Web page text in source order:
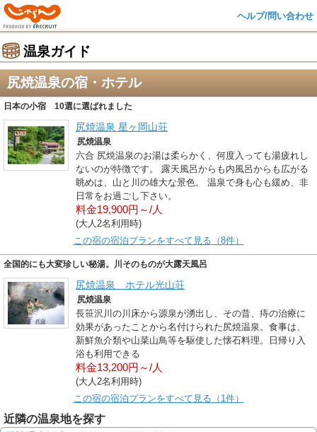
ヘルプ/問い合わせ
温泉ガイド
尻焼温泉の宿・ホテル
日本の小宿 10選に選ばれました
尻焼温泉 星ヶ岡山荘
尻焼温泉
六合 尻焼温泉のお湯は柔らかく、何度入っても湯疲れし
ないのが特徴です。 露天風呂からも内風呂からも広がる
眺めは、山と川の雄大な景色。 温泉で身も心も緩め、非
日常をお過ごし下さい。
料金19,900円～/人
(大人2名利用時)
この宿の宿泊プランをすべて見る（8件）
全国的にも大変珍しい秘湯。川そのものが大露天風呂
尻焼温泉 ホテル光山荘
尻焼温泉
長笹沢川の川床から源泉が湧出し、その昔、痔の治療に
効果があったことから名付けられた尻焼温泉。食事は、
新鮮魚介類や山菜山鳥等を駆使した懐石料理。日帰り入
浴も利用できる
料金13,200円～/人
(大人2名利用時)
この宿の宿泊プランをすべて見る（1件）
近隣の温泉地を探す